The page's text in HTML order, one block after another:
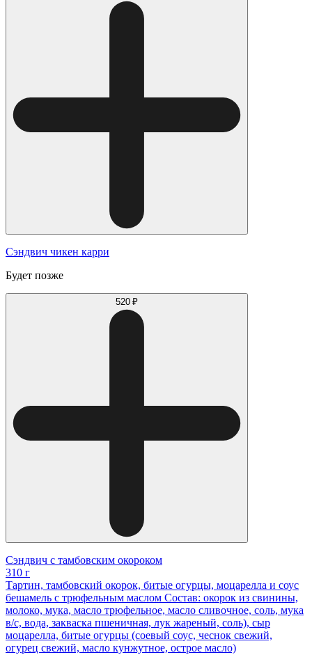
Сэндвич чикен карри
Будет позже
520 ₽
Сэндвич с тамбовским окороком
310 г
Тартин, тамбовский окорок, битые огурцы, моцарелла и соус
бешамель с трюфельным маслом Состав: окорок из свинины,
молоко, мука, масло трюфельное, масло сливочное, соль, мука
в/с, вода, закваска пшеничная, лук жареный, соль), сыр
моцарелла, битые огурцы (соевый соус, чеснок свежий,
огурец свежий, масло кунжутное, острое масло)